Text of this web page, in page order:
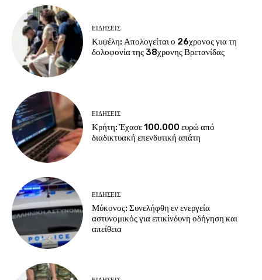
ΕΙΔΗΣΕΙΣ
Κυψέλη: Απολογείται ο 26χρονος για τη
δολοφονία της 38χρονης Βρετανίδας
ΕΙΔΗΣΕΙΣ
Κρήτη: Έχασε 100.000 ευρώ από
διαδικτυακή επενδυτική απάτη
ΕΙΔΗΣΕΙΣ
Μύκονος: Συνελήφθη εν ενεργεία
αστυνομικός για επικίνδυνη οδήγηση και
απείθεια